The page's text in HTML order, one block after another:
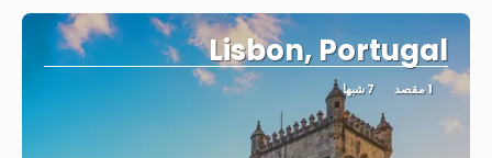
Lisbon, Portugal
1 مقصد 7 شبها